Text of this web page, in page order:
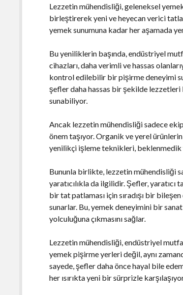
Lezzetin mühendisliği, geleneksel
birleştirerek yeni ve heyecan verici
yemek sunumuna kadar her aşamada
Bu yeniliklerin başında, endüstriyel
cihazları, daha verimli ve hassas
kontrol edilebilir bir pişirme deneyimi
şefler daha hassas bir şekilde
sunabiliyor.
Ancak lezzetin mühendisliği sadece
önem taşıyor. Organik ve yerel
yenilikçi işleme teknikleri,
Bununla birlikte, lezzetin mühendisliği
yaratıcılıkla da ilgilidir. Şefler,
bir tat patlaması için sıradışı bir
sunarlar. Bu, yemek deneyimini bir
yolculuğuna çıkmasını sağlar.
Lezzetin mühendisliği, endüstriyel
yemek pişirme yerleri değil, aynı
sayede, şefler daha önce hayal bile
her ısırıkta yeni bir sürprizle